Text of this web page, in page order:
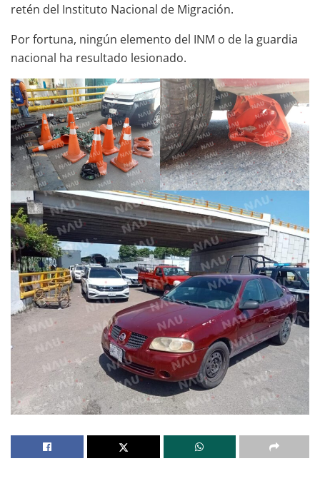
retén del Instituto Nacional de Migración.
Por fortuna, ningún elemento del INM o de la guardia
nacional ha resultado lesionado.